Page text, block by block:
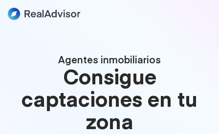
Agentes inmobiliarios
Consigue
captaciones en tu
zona